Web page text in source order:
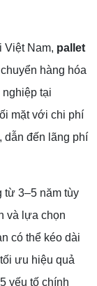
Việt Nam, pallet
hàng hóa
nghiệp tại
mặt với chi phí
dẫn đến lãng phí
từ 3–5 năm tùy
và lựa chọn
có thể kéo dài
ưu hiệu quả
yếu tố chính